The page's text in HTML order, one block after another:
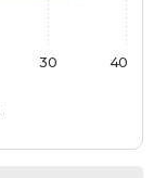
30 40